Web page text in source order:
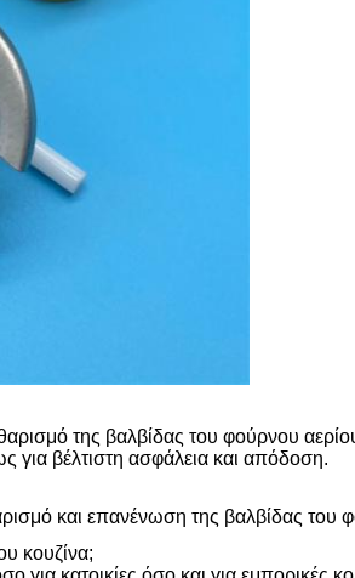
της βαλβίδας του φούρνου
για βέλτιστη ασφάλεια και απόδοση.
και επανένωση της βαλβίδας του
κουζίνα;